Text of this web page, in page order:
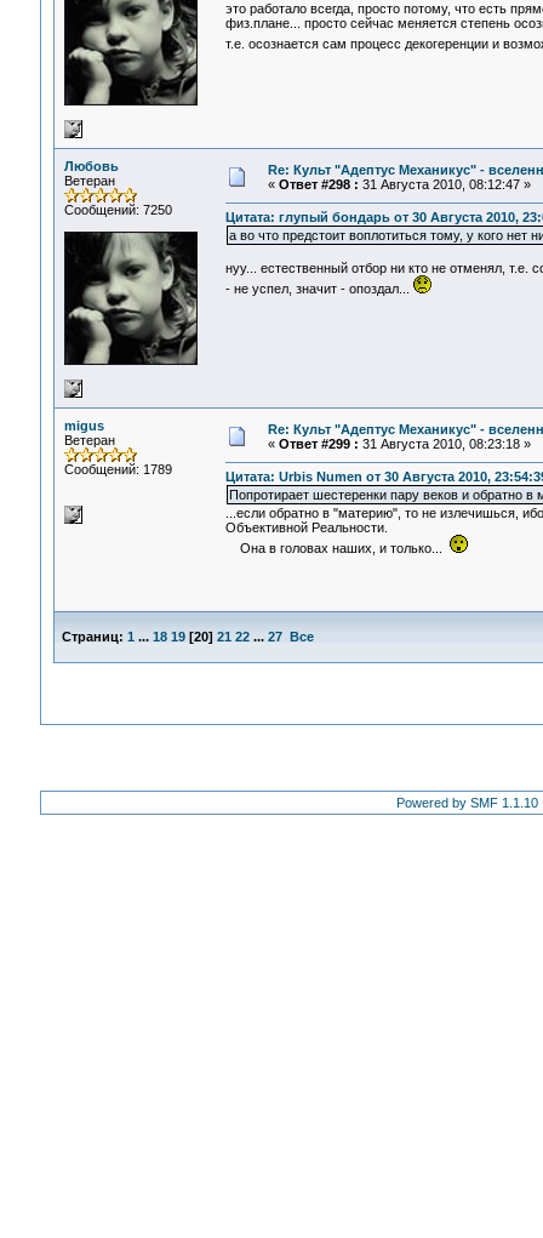
это работало всегда, просто потому, что есть
физ.плане... просто сейчас меняется степень
т.е. осознается сам процесс декогеренции и
Любовь
Ветеран
Сообщений: 7250
Re: Культ "Адептус Механикус" -
« Ответ #298 : 31 Августа 2010, 08:12:47 »
Цитата: глупый бондарь от 30 Августа 2010,
а во что предстоит воплотиться тому, у кого нет
нуу... естественный отбор ни кто не отменял,
- не успел, значит - опоздал...
migus
Ветеран
Сообщений: 1789
Re: Культ "Адептус Механикус" -
« Ответ #299 : 31 Августа 2010, 08:23:18 »
Цитата: Urbis Numen от 30 Августа 2010,
Попротирает шестеренки пару веков и обратно
...если обратно в "материю", то не излечишься,
Объективной Реальности.
Она в головах наших, и только...
Страниц: 1 ... 18 19[20] 21 22 ... 27 Все
Powered by SMF 1.1.10